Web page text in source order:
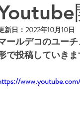
新日： 2022年10月10日
ールデコのユー
で投稿していき